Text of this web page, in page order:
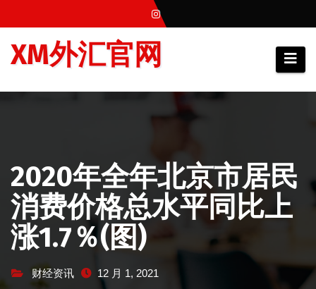
至
XM外汇官网
2020年全年北京市居民
消费价格总水平同比上
涨1.7％(图)
财经资讯 12 月 1, 2021